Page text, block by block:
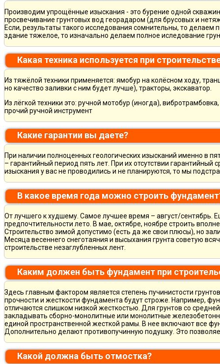
Производим упрощённые изыскания - это бурение одной
просвечивание грунтовых вод георадаром (для брусовых и
Если, результаты такого исследования сомнительны, то
здание тяжелое, то изначально делаем полное иследование
Какая техника используется при
Из тяжёлой техники применяется: ямобур на колёсном ходу,
но качество заливки с ним будет лучше), тракторы, экскаватор.
Из лёгкой техники это: ручной мотобур (иногда),
прочий ручной инструмент
Какие гарантии вы даете?
При наличии полноценных геологических изысканий именно в
– гарантийный период пять лет. При их отсутствии гарантийный
изыскания у вас не проводились и не планируются, то мы
В какое время года можно строить
От лучшего к худшему. Самое лучшее время – август/сентябрь.
предпочтительности лето. В мае, октябре, ноябре строить
Строительство зимой допустимо (есть да же свои плюсы), но
Месяца весеннего снеготаяния и высыхания грунта советую
строительстве незаглубленных лент.
Каким должен быть фундамент при
Здесь главным фактором является степень пучинистости
прочности и жесткости фундамента будут строже. Например,
отличаются слишком низкой жесткостью. Для грунтов со
закладывать сборно-монолитные или монолитные
единой пространственной жесткой рамы. В нее включают все
Дополнительно делают противопучинную подушку. Это
Какой должна быть отмостка?